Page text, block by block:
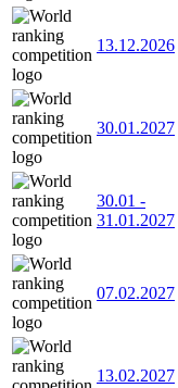
13.12.2026
30.01.2027
30.01 -
31.01.2027
07.02.2027
13.02.2027